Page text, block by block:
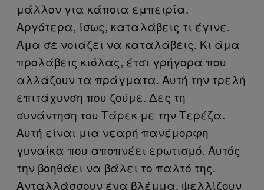
μάλλον για κάποια εμπειρία.
Αργότερα, ίσως, καταλάβεις τι έγινε.
Άμα σε νοιάζει να καταλάβεις. Κι άμα
προλάβεις κιόλας, έτσι γρήγορα που
αλλάζουν τα πράγματα. Αυτή την τρελή
επιτάχυνση που ζούμε. Δες τη
συνάντηση του Τάρεκ με την Τερέζα.
Αυτή είναι μια νεαρή πανέμορφη
γυναίκα που αποπνέει ερωτισμό. Αυτός
την βοηθάει να βάλει το παλτό της.
Ανταλλάσσουν ένα βλέμμα, ψελλίζουν